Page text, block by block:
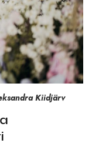
Kiidjärv